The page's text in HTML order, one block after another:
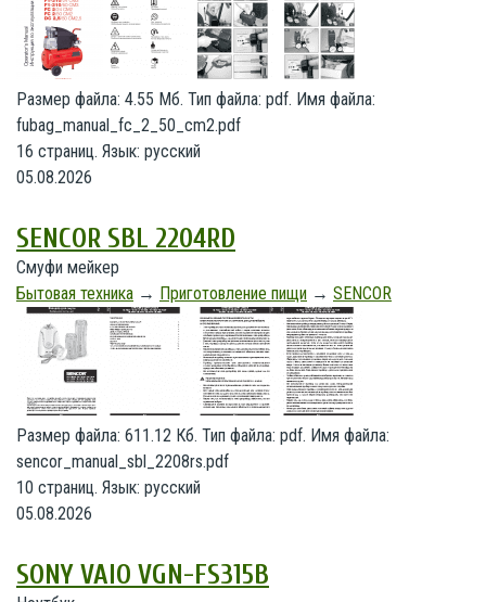
Размер файла: 4.55 Мб. Тип файла: pdf. Имя файла:
fubag_manual_fc_2_50_cm2.pdf
16 страниц. Язык: русский
05.08.2026
SENCOR SBL 2204RD
Смуфи мейкер
Бытовая техника → Приготовление пищи → SENCOR
Размер файла: 611.12 Кб. Тип файла: pdf. Имя файла:
sencor_manual_sbl_2208rs.pdf
10 страниц. Язык: русский
05.08.2026
SONY VAIO VGN-FS315B